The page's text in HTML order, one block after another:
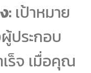
: เป้าหมาย
ประกอบ
ร็จ เมื่อคุณ